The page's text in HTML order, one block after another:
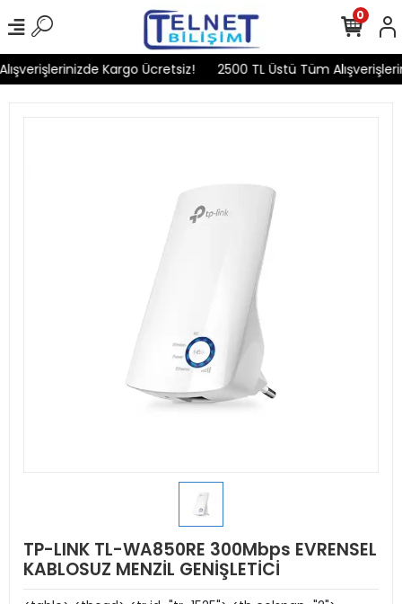
Kargo Ücretsiz! 2500 TL Üstü Tüm
0
TP-LINK TL-WA850RE 300Mbps EVRENSEL
KABLOSUZ MENZİL GENİŞLETİCİ